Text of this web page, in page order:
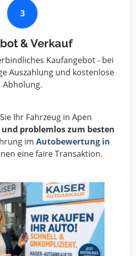
3
& Verkauf
Kaufangebot - bei
Auszahlung und kostenlose
Abholung.
Ihr Fahrzeug in Apen
problemlos zum besten
im Autobewertung in
eine faire Transaktion.